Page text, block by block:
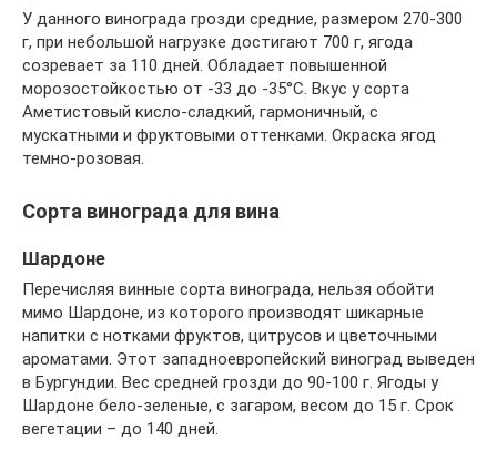
У данного винограда грозди средние, размером 270-300
г, при небольшой нагрузке достигают 700 г, ягода
созревает за 110 дней. Обладает повышенной
морозостойкостью от -33 до -35°C. Вкус у сорта
Аметистовый кисло-сладкий, гармоничный, с
мускатными и фруктовыми оттенками. Окраска ягод
темно-розовая.
Сорта винограда для вина
Шардоне
Перечисляя винные сорта винограда, нельзя обойти
мимо Шардоне, из которого производят шикарные
напитки с нотками фруктов, цитрусов и цветочными
ароматами. Этот западноевропейский виноград выведен
в Бургундии. Вес средней грозди до 90-100 г. Ягоды у
Шардоне бело-зеленые, с загаром, весом до 15 г. Срок
вегетации – до 140 дней.